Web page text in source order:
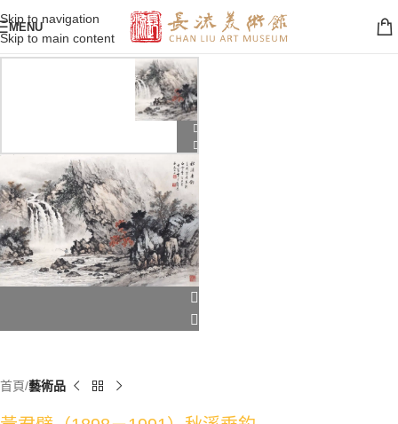
Skip to navigation
Skip to main content
MENU
首頁 藝術品